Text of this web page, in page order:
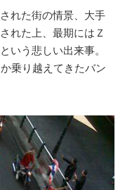
れた街の情景、大手
れた上、最期にはＺ
いう悲しい出来事。
乗り越えてきたバン